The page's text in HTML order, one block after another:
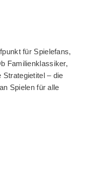
für Spielefans,
Familienklassiker,
Strategietitel – die
Spielen für alle